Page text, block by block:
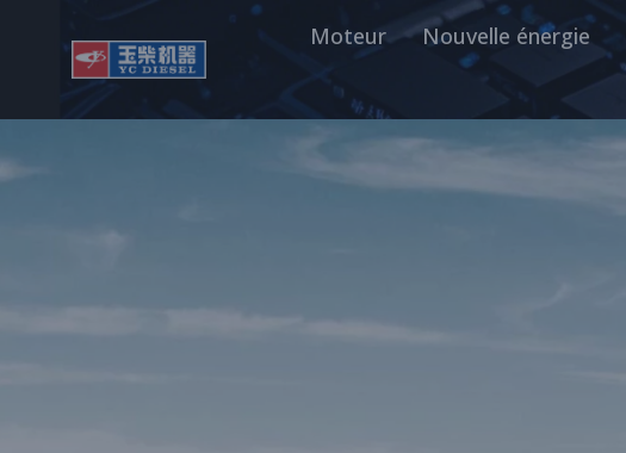
Moteur Nouvelle énergie